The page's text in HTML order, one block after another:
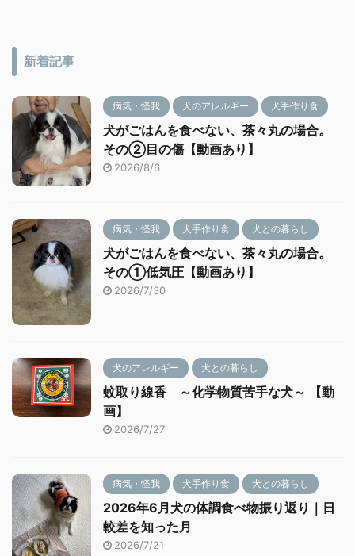
新着記事
病気・怪我 犬のアレルギー 犬手作り食
犬がごはんを食べない、茶々丸の場合。
その②目の傷【動画あり】
2026/8/6
病気・怪我 犬手作り食 犬との暮らし
犬がごはんを食べない、茶々丸の場合。
その①低気圧【動画あり】
2026/7/30
犬のアレルギー 犬との暮らし
蚊取り線香 ～化学物質苦手な犬～ 【動
画】
2026/7/27
病気・怪我 犬手作り食 犬との暮らし
2026年6月犬の体調食べ物振り返り｜日
較差を知った月
2026/7/21